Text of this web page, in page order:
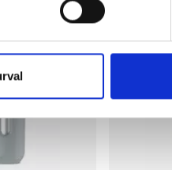
Under tiden du är
identifierare och
med. Dessa kan i sin
samlat in när du har använt